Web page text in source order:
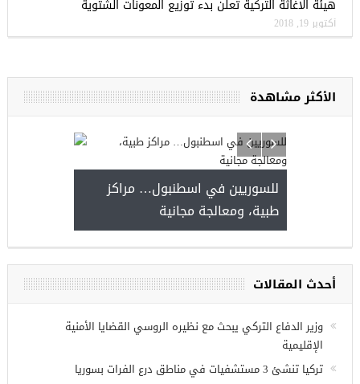
هيئة الاغاثة التركية تعلن بدء توزيع المعونات الشتوية
أكتوبر 19, 2018
الأكثر مشاهدة
للسوريين في اسطنبول… مراكز
طبية، ومعالجة مجانية
عمل للسوريين في
وزير الدفاع التركي يبحث مع نظيره الروسي القضايا الأمنية
الإقليمية